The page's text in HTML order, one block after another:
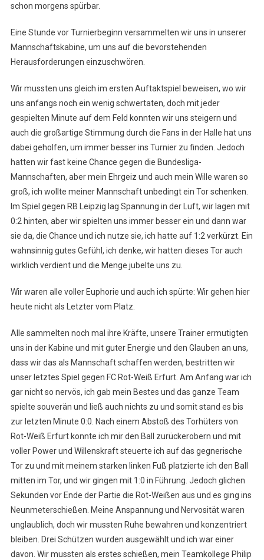
schon morgens spürbar.
Eine Stunde vor Turnierbeginn versammelten wir uns in unserer
Mannschaftskabine, um uns auf die bevorstehenden
Herausforderungen einzuschwören.
Wir mussten uns gleich im ersten Auftaktspiel beweisen, wo wir
uns anfangs noch ein wenig schwertaten, doch mit jeder
gespielten Minute auf dem Feld konnten wir uns steigern und
auch die großartige Stimmung durch die Fans in der Halle hat uns
dabei geholfen, um immer besser ins Turnier zu finden. Jedoch
hatten wir fast keine Chance gegen die Bundesliga-
Mannschaften, aber mein Ehrgeiz und auch mein Wille waren so
groß, ich wollte meiner Mannschaft unbedingt ein Tor schenken.
Im Spiel gegen RB Leipzig lag Spannung in der Luft, wir lagen mit
0:2 hinten, aber wir spielten uns immer besser ein und dann war
sie da, die Chance und ich nutze sie, ich hatte auf 1:2 verkürzt. Ein
wahnsinnig gutes Gefühl, ich denke, wir hatten dieses Tor auch
wirklich verdient und die Menge jubelte uns zu.
Wir waren alle voller Euphorie und auch ich spürte: Wir gehen hier
heute nicht als Letzter vom Platz.
Alle sammelten noch mal ihre Kräfte, unsere Trainer ermutigten
uns in der Kabine und mit guter Energie und den Glauben an uns,
dass wir das als Mannschaft schaffen werden, bestritten wir
unser letztes Spiel gegen FC Rot-Weiß Erfurt. Am Anfang war ich
gar nicht so nervös, ich gab mein Bestes und das ganze Team
spielte souverän und ließ auch nichts zu und somit stand es bis
zur letzten Minute 0:0. Nach einem Abstoß des Torhüters von
Rot-Weiß Erfurt konnte ich mir den Ball zurückerobern und mit
voller Power und Willenskraft steuerte ich auf das gegnerische
Tor zu und mit meinem starken linken Fuß platzierte ich den Ball
mitten im Tor, und wir gingen mit 1:0 in Führung. Jedoch glichen
Sekunden vor Ende der Partie die Rot-Weißen aus und es ging ins
Neunmeterschießen. Meine Anspannung und Nervosität waren
unglaublich, doch wir mussten Ruhe bewahren und konzentriert
bleiben. Drei Schützen wurden ausgewählt und ich war einer
davon. Wir mussten als erstes schießen, mein Teamkollege Philip